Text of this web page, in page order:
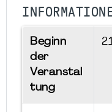
Beginn
der
Veranstal
tung